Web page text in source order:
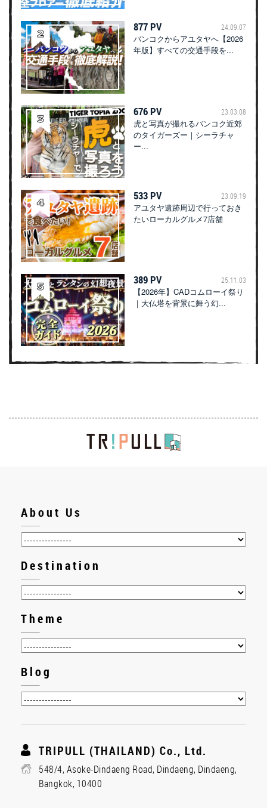
877 PV 24.09.07
バンコクからアユタヤへ【2026
年版】すべての交通手段を...
676 PV 23.03.08
虎と写真が撮れるバンコク近郊
のタイガーズー｜シーラチャ
ー...
533 PV 23.09.19
アユタヤ遺跡周辺で行っておき
たいローカルグルメ7店舗
389 PV 25.11.03
【2026年】CADコムローイ祭り
｜大仏塔を背景に舞う幻...
About Us
Destination
Theme
Blog
TRIPULL (THAILAND) Co., Ltd.
548/4, Asoke-Dindaeng Road, Dindaeng, Dindaeng,
Bangkok, 10400